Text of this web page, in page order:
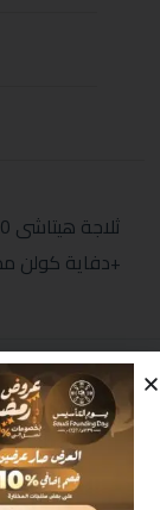
+دفاية كولن
منتجات